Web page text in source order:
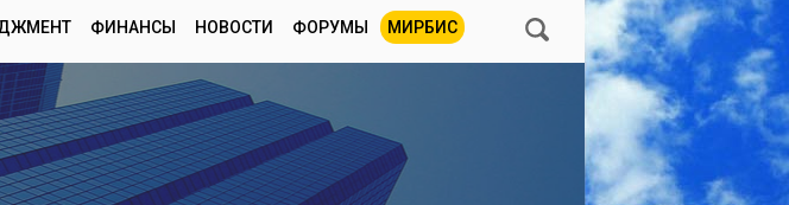
ФИНАНСЫ НОВОСТИ ФОРУМЫ МИРБИС